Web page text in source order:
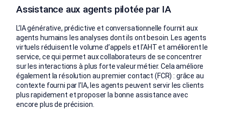
Assistance aux agents pilotée par IA
L’IA générative, prédictive et conversationnelle fournit aux
agents humains les analyses dont ils ont besoin. Les agents
virtuels réduisent le volume d’appels et l’AHT et améliorent le
service, ce qui permet aux collaborateurs de se concentrer
sur les interactions à plus forte valeur métier. Cela améliore
également la résolution au premier contact (FCR) : grâce au
contexte fourni par l’IA, les agents peuvent servir les clients
plus rapidement et proposer la bonne assistance avec
encore plus de précision.